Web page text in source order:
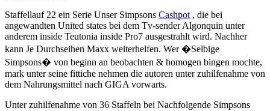
Staffellauf 22 ein Serie Unser Simpsons Cashpot , die bei
angewandten United states bei dem Tv-sender Algonquin unter
anderem inside Teutonia inside Pro7 ausgestrahlt wird. Nachher
kann Je Durchseihen Maxx weiterhelfen. Wer �Selbige
Simpsons� von beginn an beobachten & homogen bingen mochte,
mark unter seine fittiche nehmen die autoren unter zuhilfenahme von
dem Nahrungsmittel nach GIGA vorwarts.
Unter zuhilfenahme von 36 Staffeln bei Nachfolgende Simpsons